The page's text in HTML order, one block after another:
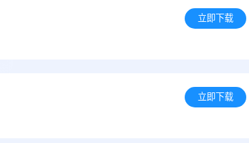
立即下载
立即下载